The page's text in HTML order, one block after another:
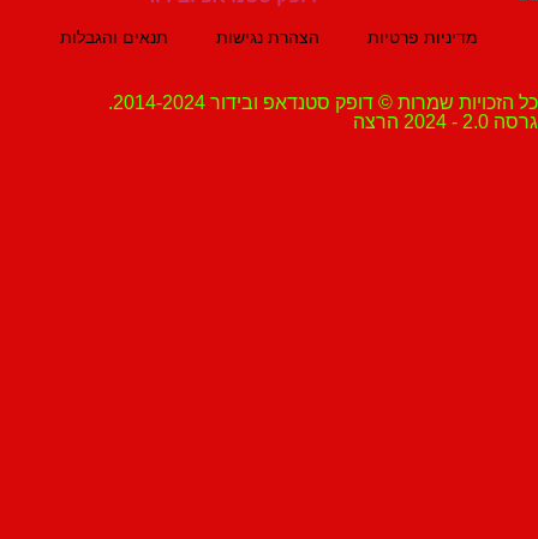
מדיניות פרטיות הצהרת נגישות תנאים והגבלות
שמרות © דופק סטנדאפ ובידור 2014-2024.